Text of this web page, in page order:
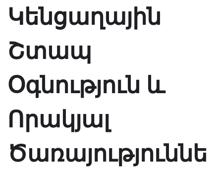
Կենցաղային
Շտապ
Օգնություն և
Որակյալ
Ծառայություննե